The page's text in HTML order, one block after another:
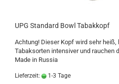
UPG Standard Bowl Tabakkopf
Achtung! Dieser Kopf wird sehr
Tabaksorten intensiver und rauchen
Made in Russia
Lieferzeit: 1-3 Tage